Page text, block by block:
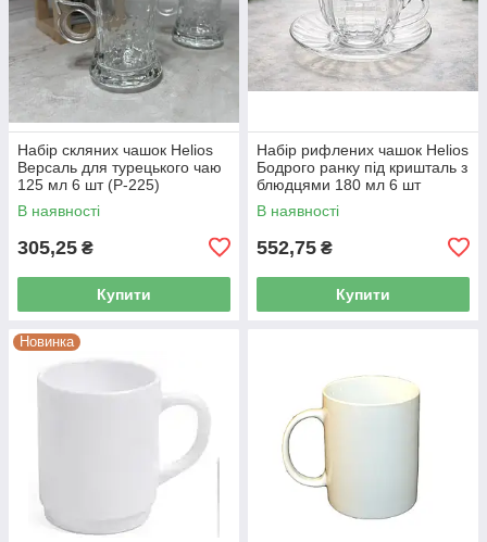
Набір скляних чашок Helios
Версаль для турецького чаю
125 мл 6 шт (P-225)
В наявності
305,25 ₴
Купити
Набір рифлених чашок Helios
Бодрого ранку під кришталь з
блюдцями 180 мл 6 шт
(HY5390BD)
В наявності
552,75 ₴
Купити
Новинка